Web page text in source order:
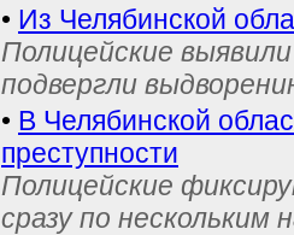
• Из Челябинской
Полицейские
подвергли
• В Челябинской
преступности
Полицейские
сразу по нескольким